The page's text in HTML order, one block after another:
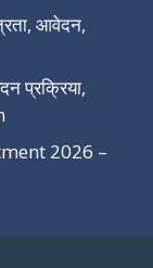
आवेदन,
प्रक्रिया,
2026 –